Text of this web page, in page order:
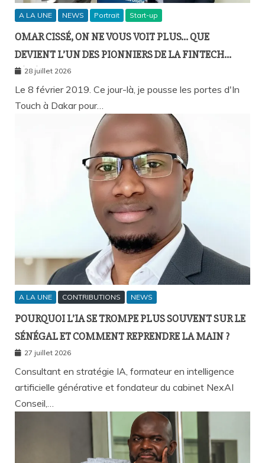
A LA UNE NEWS Portrait Start-up
OMAR CISSÉ, ON NE VOUS VOIT PLUS… QUE
DEVIENT L’UN DES PIONNIERS DE LA FINTECH
SÉNÉGALAISE ?
28 juillet 2026
Le 8 février 2019. Ce jour-là, je pousse les portes d'In
Touch à Dakar pour…
A LA UNE CONTRIBUTIONS NEWS
POURQUOI L’IA SE TROMPE PLUS SOUVENT SUR LE
SÉNÉGAL ET COMMENT REPRENDRE LA MAIN ?
27 juillet 2026
Consultant en stratégie IA, formateur en intelligence
artificielle générative et fondateur du cabinet NexAI
Conseil,…